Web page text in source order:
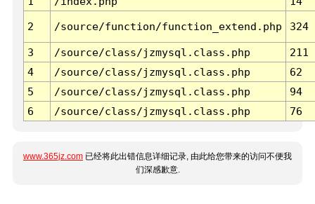
2 /source/function/function_extend.php 324
3 /source/class/jzmysql.class.php
211
4
/source/class/jzmysql.class.php
62
5
/source/class/jzmysql.class.php
94
6
/source/class/jzmysql.class.php 76
www.365jz.com 已经将此出错信息详细记录, 由此给您带来的访问不便我
们深感歉意.